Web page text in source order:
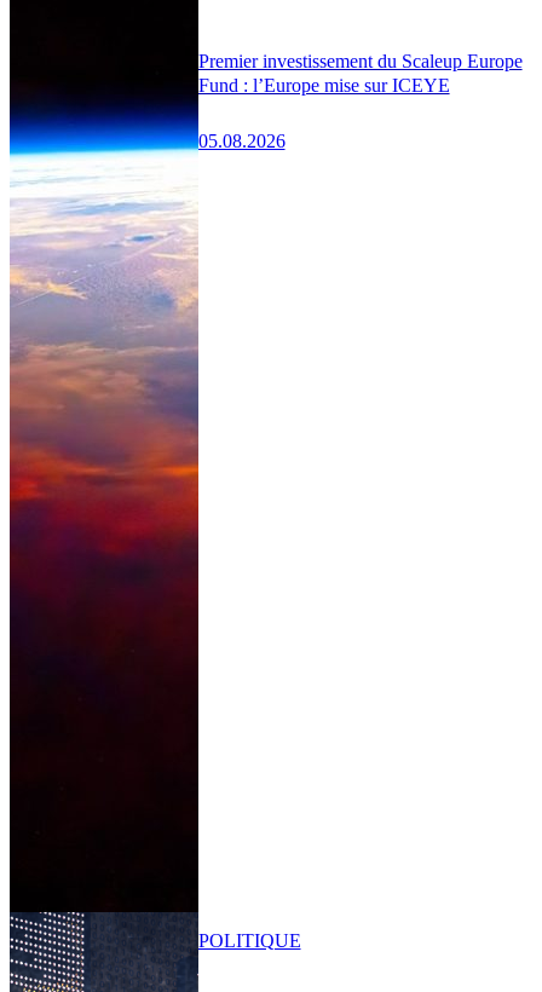
Premier investissement du Scaleup Europe
Fund : l’Europe mise sur ICEYE
05.08.2026
POLITIQUE